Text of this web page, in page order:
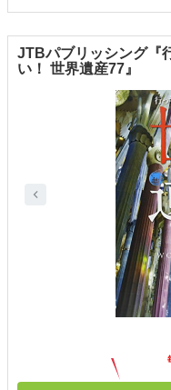
JTBパブリッシング『
い！ 世界遺産77』